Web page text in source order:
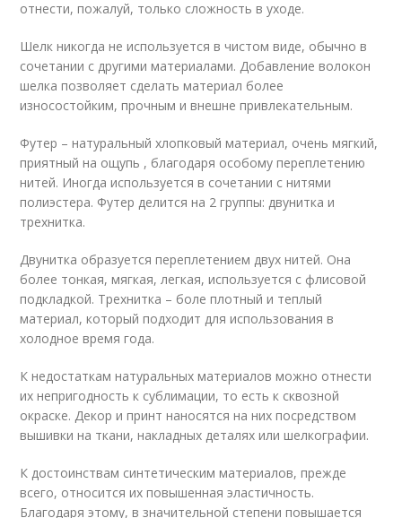
отнести, пожалуй, только сложность в уходе.
Шелк никогда не используется в чистом виде, обычно в
сочетании с другими материалами. Добавление волокон
шелка позволяет сделать материал более
износостойким, прочным и внешне привлекательным.
Футер – натуральный хлопковый материал, очень мягкий,
приятный на ощупь , благодаря особому переплетению
нитей. Иногда используется в сочетании с нитями
полиэстера. Футер делится на 2 группы: двунитка и
трехнитка.
Двунитка образуется переплетением двух нитей. Она
более тонкая, мягкая, легкая, используется с флисовой
подкладкой. Трехнитка – боле плотный и теплый
материал, который подходит для использования в
холодное время года.
К недостаткам натуральных материалов можно отнести
их непригодность к сублимации, то есть к сквозной
окраске. Декор и принт наносятся на них посредством
вышивки на ткани, накладных деталях или шелкографии.
К достоинствам синтетическим материалов, прежде
всего, относится их повышенная эластичность.
Благодаря этому, в значительной степени повышается